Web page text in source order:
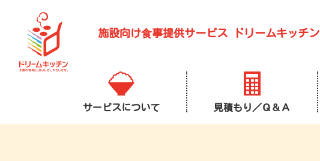
施設向け⾷事提供サービス ドリームキッチン
サービスについて 見積もり／Ｑ＆Ａ